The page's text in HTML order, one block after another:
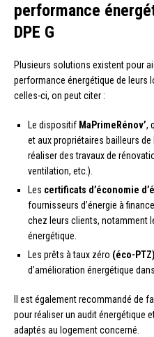
performance
DPE G
Plusieurs solutions existent pour
performance énergétique de leurs
celles-ci, on peut citer :
Le dispositif MaPrimeRénov’,
et aux propriétaires bailleurs
réaliser des travaux de
ventilation, etc.).
Les certificats d’économie
fournisseurs d’énergie à
chez leurs clients, notamment
énergétique.
Les prêts à taux zéro (éco-PTZ)
d’amélioration énergétique
Il est également recommandé de
pour réaliser un audit énergétique
adaptés au logement concerné.